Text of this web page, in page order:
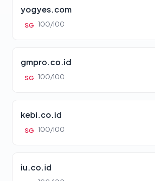
yogyes.com
SG 100/100
gmpro.co.id
SG 100/100
kebi.co.id
SG 100/100
iu.co.id